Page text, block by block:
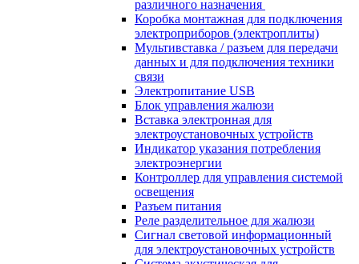
различного назначения
Коробка монтажная для подключения
электроприборов (электроплиты)
Мультивставка / разъем для передачи
данных и для подключения техники
связи
Электропитание USB
Блок управления жалюзи
Вставка электронная для
электроустановочных устройств
Индикатор указания потребления
электроэнергии
Контроллер для управления системой
освещения
Разъем питания
Реле разделительное для жалюзи
Сигнал световой информационный
для электроустановочных устройств